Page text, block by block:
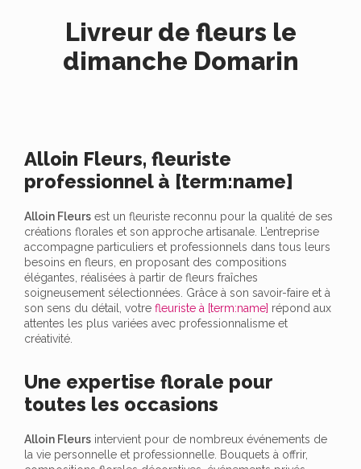
Livreur de fleurs le
dimanche Domarin
Alloin Fleurs, fleuriste
professionnel à [term:name]
Alloin Fleurs est un fleuriste reconnu pour la qualité de ses
créations florales et son approche artisanale. L’entreprise
accompagne particuliers et professionnels dans tous leurs
besoins en fleurs, en proposant des compositions
élégantes, réalisées à partir de fleurs fraîches
soigneusement sélectionnées. Grâce à son savoir-faire et à
son sens du détail, votre fleuriste à [term:name] répond aux
attentes les plus variées avec professionnalisme et
créativité.
Une expertise florale pour
toutes les occasions
Alloin Fleurs intervient pour de nombreux événements de
la vie personnelle et professionnelle. Bouquets à offrir,